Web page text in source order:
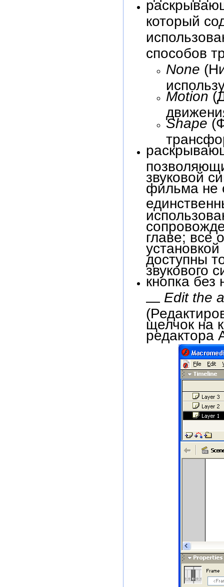
который
способов
None
Motion
Shape
звуковой
фильма не
главе; все
доступны
звукового
кнопка
Edit the
щелчок на
редактора